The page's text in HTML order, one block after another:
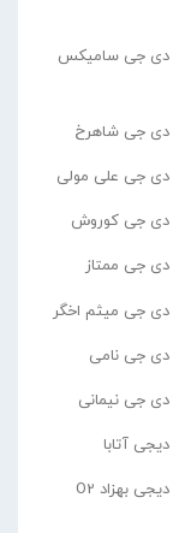
دی جی سامیکس
دی جی شاهرخ
دی جی علی مولی
دی جی کوروش
دی جی ممتاز
دی جی میثم اخگر
دی جی نامی
دی جی نیمانی
دیجی آتابا
دیجی بهزاد O2